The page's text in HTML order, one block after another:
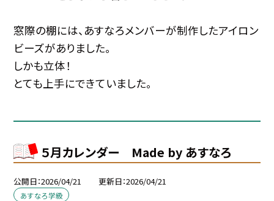
窓際の棚には、あすなろメンバーが制作したアイロン
ビーズがありました。
しかも立体！
とても上手にできていました。
５月カレンダー Made by あすなろ
公開日 2026/04/21 更新日 2026/04/21
あすなろ学級